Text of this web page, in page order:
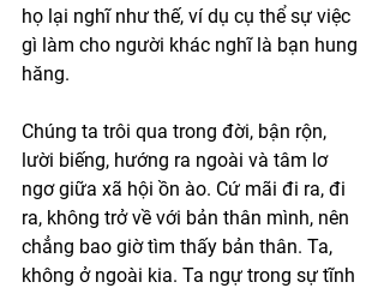
họ lại nghĩ như thế, ví dụ cụ thể sự việc
gì làm cho người khác nghĩ là bạn hung
hăng.
Chúng ta trôi qua trong đời, bận rộn,
lười biếng, hướng ra ngoài và tâm lơ
ngơ giữa xã hội ồn ào. Cứ mãi đi ra, đi
ra, không trở về với bản thân mình, nên
chẳng bao giờ tìm thấy bản thân. Ta,
không ở ngoài kia. Ta ngự trong sự tĩnh